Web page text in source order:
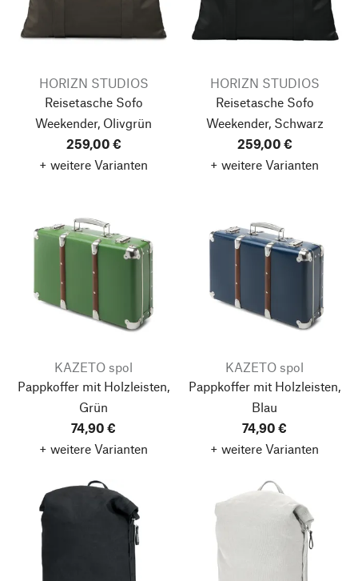
HORIZN STUDIOS
Reisetasche Sofo
Weekender, Olivgrün
259,00 €
+ weitere Varianten
HORIZN STUDIOS
Reisetasche Sofo
Weekender, Schwarz
259,00 €
+ weitere Varianten
KAZETO spol
Pappkoffer mit Holzleisten,
Grün
74,90 €
+ weitere Varianten
KAZETO spol
Pappkoffer mit Holzleisten,
Blau
74,90 €
+ weitere Varianten